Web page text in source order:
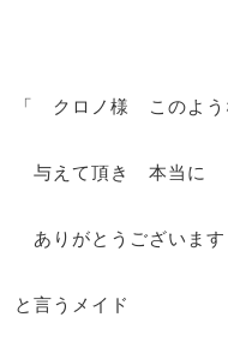
「 クロノ様 このよう
与えて頂き 本当に
ありがとうございま
と言うメイド